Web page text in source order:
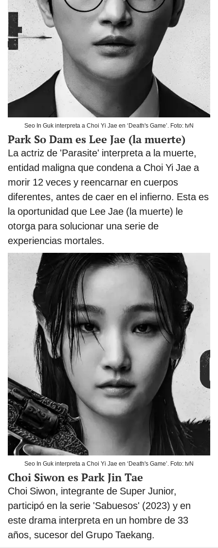
Seo In Guk interpreta a Choi Yi Jae en ‘Death's Game’. Foto: tvN
Park So Dam es Lee Jae (la muerte)
La actriz de 'Parasite' interpreta a la muerte,
entidad maligna que condena a Choi Yi Jae a
morir 12 veces y reencarnar en cuerpos
diferentes, antes de caer en el infierno. Esta es
la oportunidad que Lee Jae (la muerte) le
otorga para solucionar una serie de
experiencias mortales.
Seo In Guk interpreta a Choi Yi Jae en ‘Death's Game’. Foto: tvN
Choi Siwon es Park Jin Tae
Choi Siwon, integrante de Super Junior,
participó en la serie 'Sabuesos' (2023) y en
este drama interpreta en un hombre de 33
años, sucesor del Grupo Taekang.